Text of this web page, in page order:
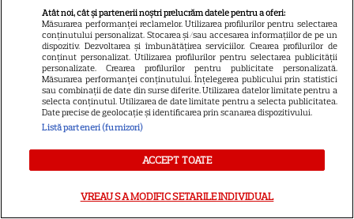
DISNEY PLUS
„Diavolul se îmbracă de la
Prada 2” s-a lansat pe Disney+.
Meryl Streep și Anne
Hathaway revin la revista
Runway
Meryl Streep, gest
Atât noi, cât și partenerii noștri prelucrăm datele pentru a oferi:
Măsurarea performanței reclamelor. Utilizarea profilurilor pentru selectarea
conținutului personalizat. Stocarea și/sau accesarea informațiilor de pe un
dispozitiv. Dezvoltarea și îmbunătățirea serviciilor. Crearea profilurilor de
conținut personalizat. Utilizarea profilurilor pentru selectarea publicității
personalizate. Crearea profilurilor pentru publicitate personalizată.
Măsurarea performanței conținutului. Înțelegerea publicului prin statistici
sau combinații de date din surse diferite. Utilizarea datelor limitate pentru a
selecta conținutul. Utilizarea de date limitate pentru a selecta publicitatea.
Date precise de geolocație și identificarea prin scanarea dispozitivului.
Listă parteneri (furnizori)
ACCEPT TOATE
VREAU SA MODIFIC SETARILE INDIVIDUAL